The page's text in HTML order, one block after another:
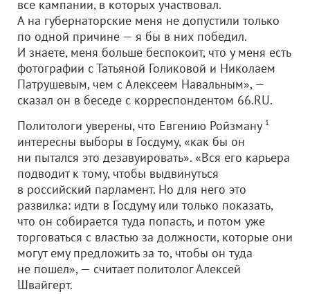
все кампании, в которых участвовал.
А на губернаторские меня не допустили только
по одной причине — я бы в них победил.
И знаете, меня больше беспокоит, что у меня есть
фотографии с Татьяной Голиковой и Николаем
Патрушевым, чем с Алексеем Навальным», —
сказал он в беседе с корреспондентом 66.RU.
Политологи уверены, что Евгению Ройзману 1
интересны выборы в Госдуму, «как бы он
ни пытался это дезавуировать». «Вся его карьера
подводит к тому, чтобы выдвинуться
в российский парламент. Но для него это
развилка: идти в Госдуму или только показать,
что он собирается туда попасть, и потом уже
торговаться с властью за должности, которые они
могут ему предложить за то, чтобы он туда
не пошел», — считает политолог Алексей
Швайгерт.